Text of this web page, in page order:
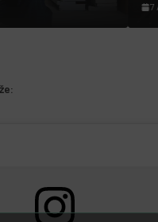
Leila Kurbegović